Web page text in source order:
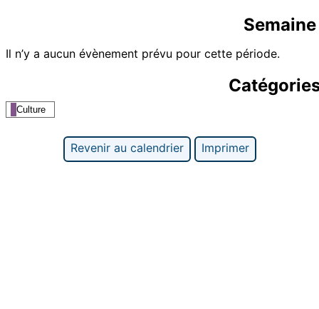
Il n’y a aucun évènement prévu pour cette période.
Culture
Revenir au calendrier Imprimer